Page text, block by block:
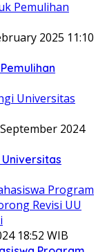
2025 11:10
2024
Universitas
18:52 WIB